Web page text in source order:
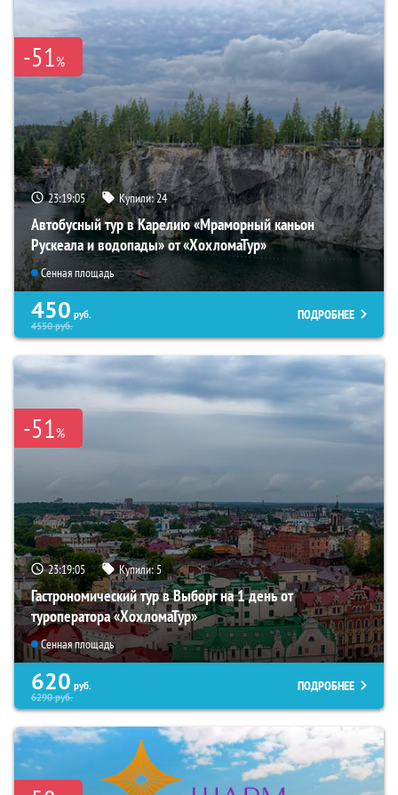
-51%
23:19:04 Купили:24
Автобусный тур в Карелию «Мраморный каньон
Рускеала и водопады» от «ХохломаТур»
Сенная площадь
450 руб.
4550руб.
ПОДРОБНЕЕ
-51%
23:19:04 Купили:5
Гастрономический тур в Выборг на 1 день от
туроператора «ХохломаТур»
Сенная площадь
620 руб.
6290руб.
ПОДРОБНЕЕ